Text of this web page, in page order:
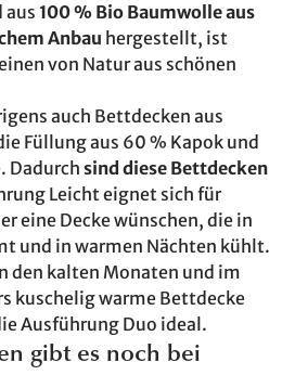
aus 100 % Bio Baumwolle aus
Anbau hergestellt, ist
von Natur aus schönen
auch Bettdecken aus
Füllung aus 60 % Kapok und
Dadurch sind diese Bettdecken
Leicht eignet sich für
eine Decke wünschen, die in
und in warmen Nächten kühlt.
den kalten Monaten und im
kuschelig warme Bettdecke
Ausführung Duo ideal.
gibt es noch bei